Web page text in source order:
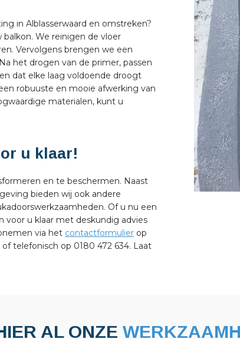
in Alblasserwaard en omstreken?
We reinigen de vloer
Vervolgens brengen we een
het drogen van de primer, passen
dat elke laag voldoende droogt
robuuste en mooie afwerking van
materialen, kunt u
u klaar!
en te beschermen. Naast
bieden wij ook andere
Of u nu een
voor u klaar met deskundig advies
via het contactformulier op
of telefonisch op 0180 472 634. Laat
AL ONZE